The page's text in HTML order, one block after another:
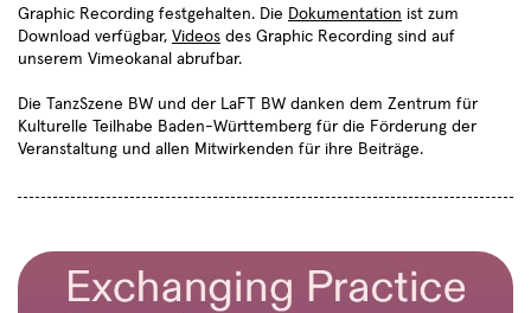
Über uns
Der Verein
Satzung
Projekte
Tanz in der Fläche
Graphic Recording festgehalten. Die Dokumentation ist zum
Download verfügbar, Videos des Graphic Recording sind auf
unserem Vimeokanal abrufbar.
Die TanzSzene BW und der LaFT BW danken dem Zentrum für
Kulturelle Teilhabe Baden-Württemberg für die Förderung der
Veranstaltung und allen Mitwirkenden für ihre Beiträge.
28.06.2026
Fachtag "Tanz und Care" in
Tanz und Roxy Ulm
Workshops und Fortbildungen
Freie Ensembles Institutionen
Lokale Netzwerke
7
2
Württemberg Newsletter
angemeldet.
Danke!